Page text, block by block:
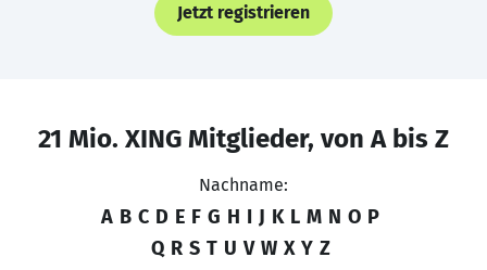
Jetzt registrieren
21 Mio. XING Mitglieder, von A bis Z
Nachname:
A B C D E F G H I J K L M N O P
Q R S T U V W X Y Z